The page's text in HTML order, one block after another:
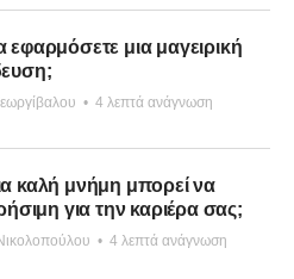
εφαρμόσετε μια μαγειρική
• 4 λεπτά ανάγνωση
καλή μνήμη μπορεί να
για την καριέρα σας;
• 4 λεπτά ανάγνωση